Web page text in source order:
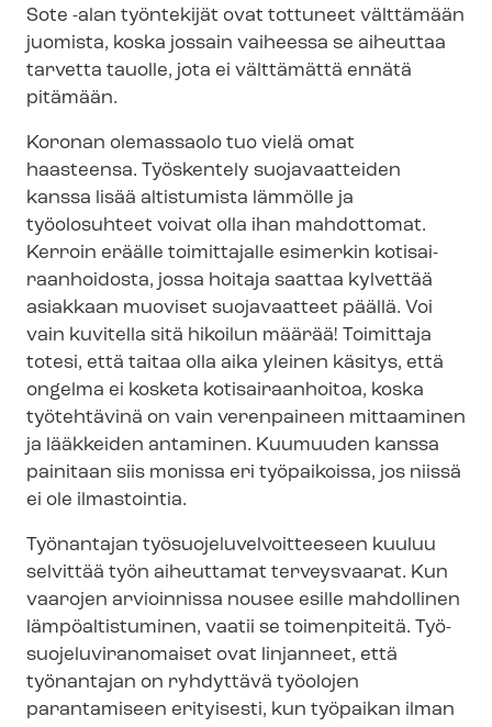
Sote -alan työntekijät ovat tottuneet välttämään
juomista, koska jossain vaiheessa se aiheuttaa
tarvetta tauolle, jota ei välttämättä ennätä
pitämään.
Koronan olemassaolo tuo vielä omat
haasteensa. Työskentely suojavaatteiden
kanssa lisää altistumista lämmölle ja
työolosuhteet voivat olla ihan mahdottomat.
Kerroin eräälle toimittajalle esimerkin ko­ti­sai­
raan­hoi­dos­ta, jossa hoitaja saattaa kylvettää
asiakkaan muoviset suojavaatteet päällä. Voi
vain kuvitella sitä hikoilun määrää! Toimittaja
totesi, että taitaa olla aika yleinen käsitys, että
ongelma ei kosketa kotisairaanhoitoa, koska
työtehtävinä on vain verenpaineen mittaaminen
ja lääkkeiden antaminen. Kuumuuden kanssa
painitaan siis monissa eri työpaikoissa, jos niissä
ei ole ilmastointia.
Työnantajan työ­suo­je­lu­vel­voit­tee­seen kuuluu
selvittää työn aiheuttamat terveysvaarat. Kun
vaarojen arvioinnissa nousee esille mahdollinen
lämpöaltistuminen, vaatii se toimenpiteitä. Työ­
suo­je­lu­vi­ran­omai­set ovat linjanneet, että
työnantajan on ryhdyttävä työolojen
parantamiseen erityisesti, kun työpaikan ilman